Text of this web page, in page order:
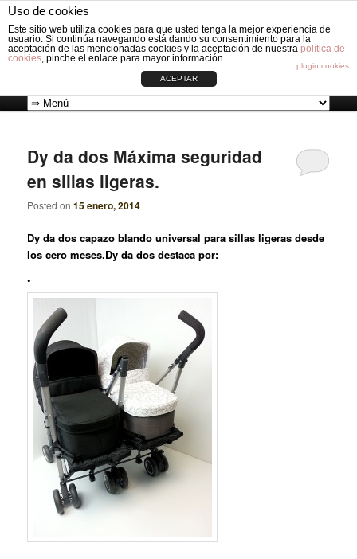
Uso de cookies
Este sitio web utiliza cookies para que usted tenga la mejor experiencia de
usuario. Si continúa navegando está dando su consentimiento para la
aceptación de las mencionadas cookies y la aceptación de nuestra política de
cookies, pinche el enlace para mayor información.
plugin cookies
ACEPTAR
VESTIDURAS ORIGINAL CIRCLE
Fabricación de vestiduras para carros de Bebé: Fundas, Sacos, Capotas,
Capazos, Sombrillas, Bolsos y Grupos cero.
principal
Ir
contenido
principal
Ir
contenido
secundario
Dy da dos Máxima seguridad
en sillas ligeras.
Posted on15 enero, 2014
Dy da dos capazo blando universal para sillas ligeras desde
los cero meses.Dy da dos destaca por:
•